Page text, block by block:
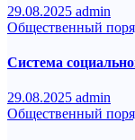
29.08.2025 admin
Общественный
Система
29.08.2025 admin
Общественный